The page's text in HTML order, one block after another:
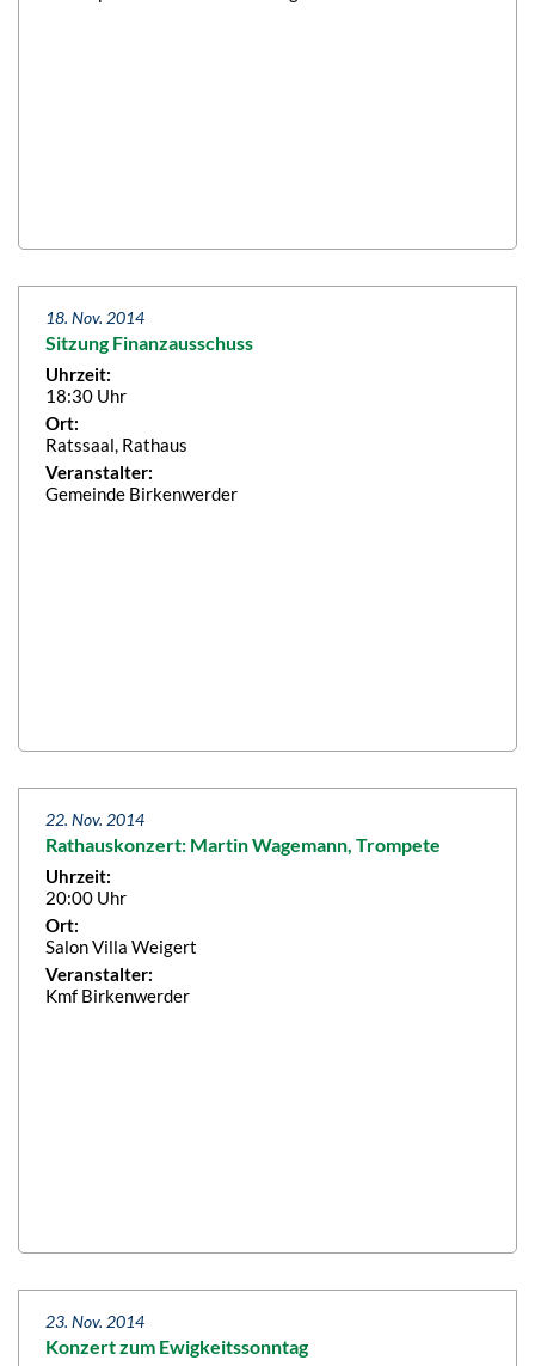
18. Nov. 2014
Sitzung Finanzausschuss
Uhrzeit:
18:30 Uhr
Ort:
Ratssaal, Rathaus
Veranstalter:
Gemeinde Birkenwerder
22. Nov. 2014
Rathauskonzert: Martin Wagemann, Trompete
Uhrzeit:
20:00 Uhr
Ort:
Salon Villa Weigert
Veranstalter:
Kmf Birkenwerder
23. Nov. 2014
Konzert zum Ewigkeitssonntag